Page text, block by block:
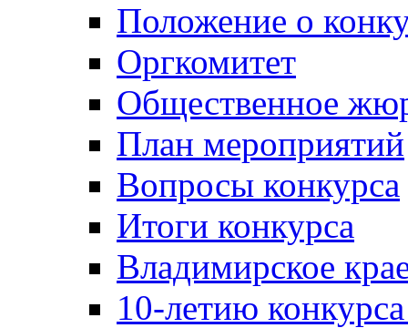
Положение о
Оргкомитет
Общественное
План мероприятий
Вопросы конкурса
Итоги конкурса
Владимирское
10-летию